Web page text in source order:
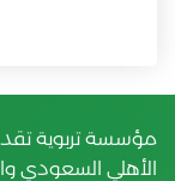
مؤسسة تربوية
الأهلي السعودي